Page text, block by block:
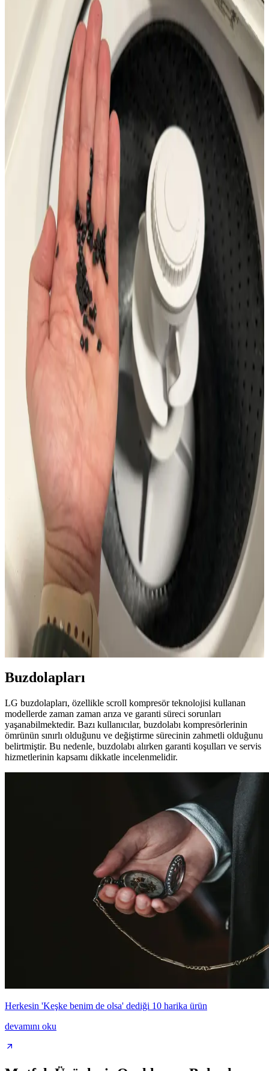
Otomatik algılamalı çamaşır makineleri su ve enerji tasarrufu
sağlarken, çok kirli iş kıyafetlerinde yetersiz su kullanımı temizlik
sorunlarına yol açabilir. Doğru program ve ön işlem önemlidir.
Yeni Ev Alımında Beyaz Eşya ve Ev Aletleri Seçimi:
Dayanıklılık, Markalar ve Tavsiyeler
Yeni eve taşınırken beyaz eşya ve ev aletleri seçimi kullanım
kolaylığı, dayanıklılık ve bütçe açısından önemlidir. Markalar,
modeller ve tavsiyelerle doğru seçim rehberi sunulmaktadır.
LG Ev Aletleri İncelemesi: Çamaşır Makineleri,
Kurutucular ve Diğer Ürünler
LG ev aletleri arasında çamaşır makineleri ve kurutucular yüksek
performans ve dayanıklılık sunarken, buzdolapları ve mutfak
ürünlerinde garanti ve servis koşulları önem kazanıyor.
Eski Kenmore Çamaşır Makinesi ve Kurutucu
Ölçüleri ile Yeni Modeller Arasındaki Uyum
Sorunları
Eski Kenmore çamaşır makinesi ve kurutucuların ölçüleri yeni
modellere göre daha küçük olup, alan uyumsuzlukları yaratmaktadır.
Kompakt modeller ve tamir seçenekleri alan sorunlarını çözebilir.
Whirlpool Çamaşır Makinesi Agitator Arızası:
Nedenleri, Onarımı ve Kullanım Önerileri
Whirlpool çamaşır makinelerinde agitator arızası, aşırı yükleme ve
süspansiyon çubuğu sorunları nedeniyle ortaya çıkar. Onarımı
uygun parçalarla yapılmalı, doğru montaj ve kullanım önemlidir.
GE Çamaşır Makineleri Kullanıcı Deneyimleri,
Sorunlar ve Alternatif Marka Önerileri
GE çamaşır makinelerinde kısa sürede yaşanan agitator kırılması ve
garanti sonrası destek eksikliği kullanıcıları zorlamaktadır. Dayanıklı
alternatifler olarak Miele ve Speed Queen öne çıkmaktadır.
Maytag MVW7230HW Çamaşır Makinesi Vida
Sıkışması ve Çözüm Yöntemleri
Maytag MVW7230HW çamaşır makinelerinde vida sıkışması
yaygın bir sorundur. Kilitleyici, paslanma ve yanlış tornavida
kullanımı sıkışmaya neden olur. Uygun yöntemlerle vida
çıkarılabilir, zarar önlenmelidir.
Köpek Araba Koltuğu Kılıfı Yıkandıktan Sonra
Çamaşır Makinesi Tahliye Sorunları ve Çözümleri
Köpek araba koltuğu kılıfındaki kauçuk parçaların çamaşır makinesi
tahliye sistemine zarar verme ihtimali ve bu durumda yapılması
gereken pompa, filtre temizliği ile makine bakım önerileri
anlatılmaktadır.
Buzdolapları
LG buzdolapları, özellikle scroll kompresör teknolojisi kullanan
modellerde zaman zaman arıza ve garanti süreci sorunları
yaşanabilmektedir. Bazı kullanıcılar, buzdolabı kompresörlerinin
ömrünün sınırlı olduğunu ve değiştirme sürecinin zahmetli olduğunu
belirtmiştir. Bu nedenle, buzdolabı alırken garanti koşulları ve servis
hizmetlerinin kapsamı dikkatle incelenmelidir.
Herkesin 'Keşke benim de olsa' dediği 10 harika ürün
devamını oku